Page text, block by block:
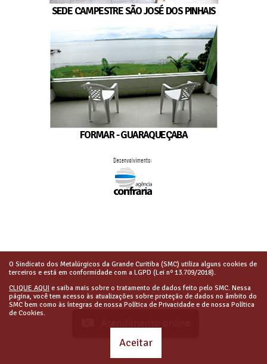
SEDE CAMPESTRE SÃO JOSÉ DOS PINHAIS
FORMAR - GUARAQUEÇABA
O Sindicato dos Metalúrgicos da Grande Curitiba (SMC) utiliza alguns cookies de
terceiros e está em conformidade com a LGPD (Lei nº 13.709/2018).
CLIQUE AQUI e saiba mais sobre o tratamento de dados feito pelo SMC. Nessa
página, você tem acesso às atualizações sobre proteção de dados no âmbito do
SMC bem como às íntegras de nossa Política de Privacidade e de nossa Política
de Cookies.
Aceitar